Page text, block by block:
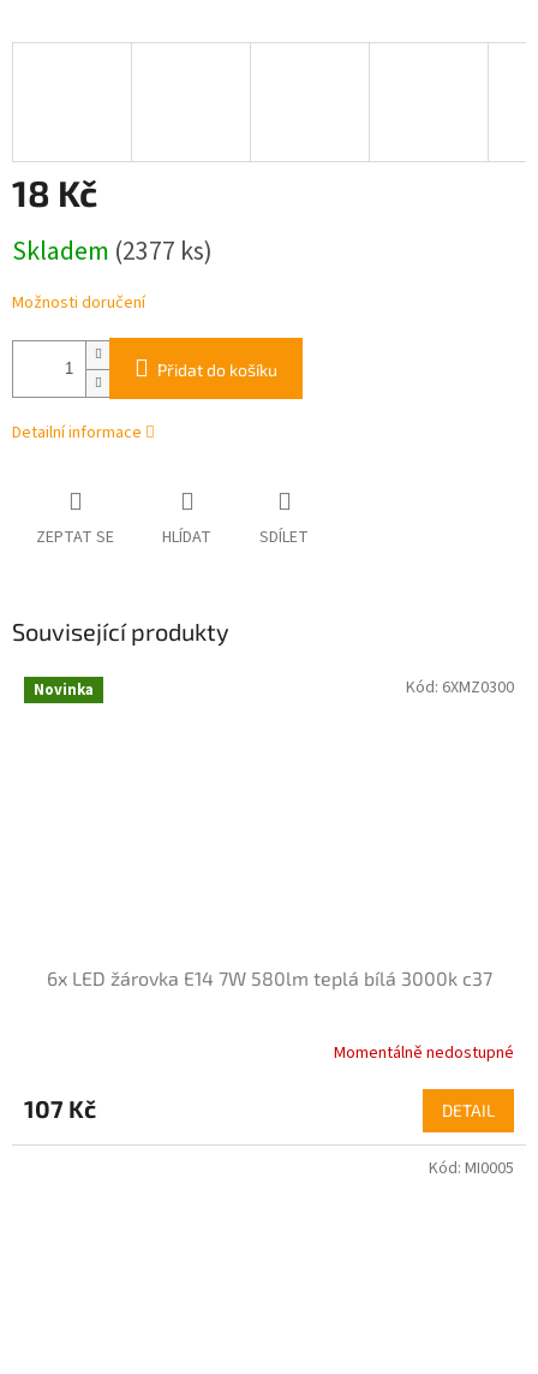
18 Kč
cena:
Skladem (2377 ks)
Možnosti doručení
Přidat do košíku
Detailní informace
ZEPTAT SE HLÍDAT SDÍLET
Související produkty
Novinka
6x LED žárovka E14 7W 580lm teplá bílá 3000k c37
Momentálně nedostupné
107 Kč DETAIL
Kód: 6XMZ0300
Kód: MI0005